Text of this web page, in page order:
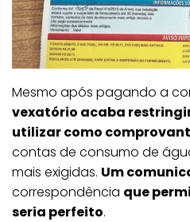
Mesmo após pagando a
vexatório acaba
utilizar como
contas de consumo de
mais exigidas. Um
correspondência que
seria perfeito.